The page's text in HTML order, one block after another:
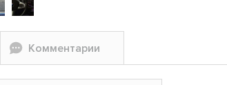
Комментарии